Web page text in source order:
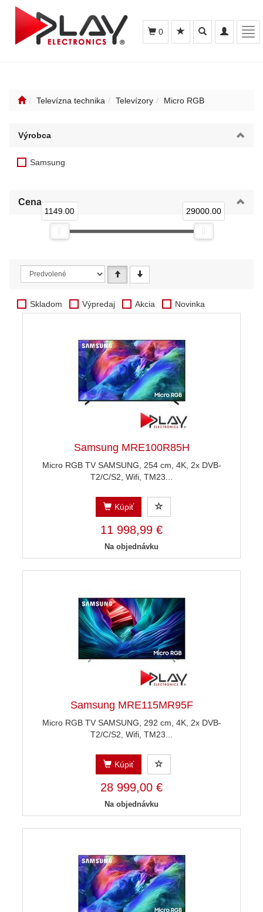
Toggle
navigation
Toggle
search
0
Televízna technika Televízory Micro RGB
Výrobca
Samsung
Cena
1149.00 29000.00
Skladom Výpredaj Akcia Novinka
Samsung MRE100R85H
Micro RGB TV SAMSUNG, 254 cm, 4K, 2x DVB-
T2/C/S2, Wifi, TM23...
Kúpiť
11 998,99 €
Na objednávku
Samsung MRE115MR95F
Micro RGB TV SAMSUNG, 292 cm, 4K, 2x DVB-
T2/C/S2, Wifi, TM23...
Kúpiť
28 999,00 €
Na objednávku